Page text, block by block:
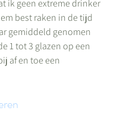
ik geen extreme drinker
best raken in de tijd
gemiddeld genomen
1 tot 3 glazen op een
af en toe een